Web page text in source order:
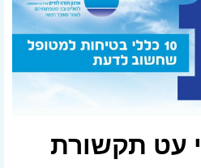
עט תקשורת